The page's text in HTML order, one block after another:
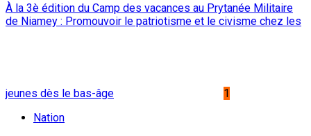
À la 3è édition du Camp des vacances au Prytanée Militaire
de Niamey : Promouvoir le patriotisme et le civisme chez les
jeunes dès le bas-âge
1
Nation